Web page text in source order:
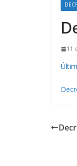
11